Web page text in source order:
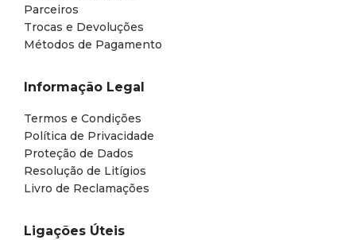
Parceiros
Trocas e Devoluções
Métodos de Pagamento
Informação Legal
Termos e Condições
Política de Privacidade
Proteção de Dados
Resolução de Litígios
Livro de Reclamações
Ligações Úteis